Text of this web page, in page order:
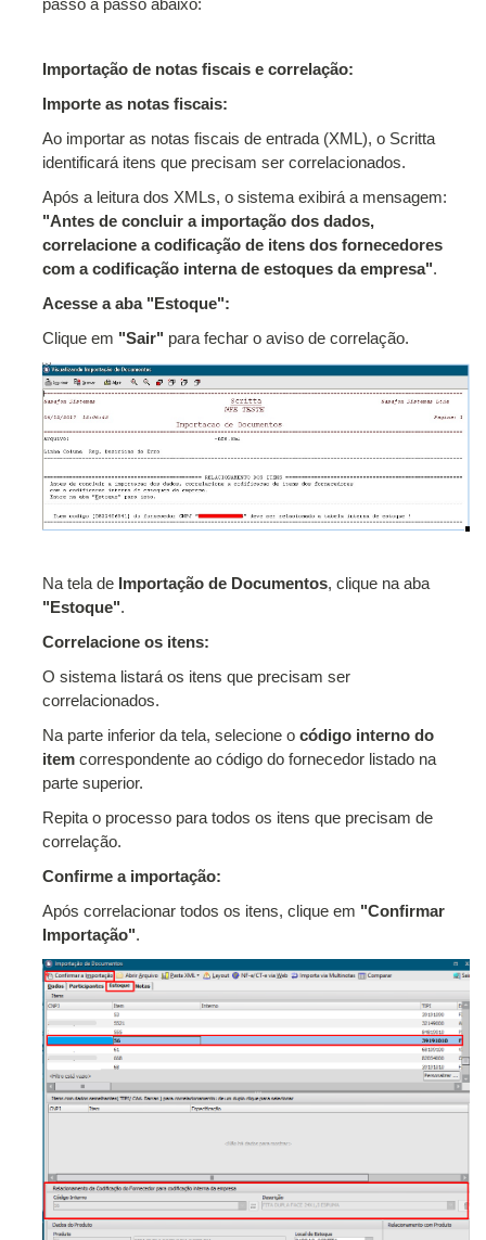
passo a passo abaixo:
Importação de notas fiscais e correlação:
Importe as notas fiscais:
Ao importar as notas fiscais de entrada (XML), o Scritta
identificará itens que precisam ser correlacionados.
Após a leitura dos XMLs, o sistema exibirá a mensagem:
"Antes de concluir a importação dos dados,
correlacione a codificação de itens dos fornecedores
com a codificação interna de estoques da empresa".
Acesse a aba "Estoque":
Clique em "Sair" para fechar o aviso de correlação.
Na tela de Importação de Documentos, clique na aba
"Estoque".
Correlacione os itens:
O sistema listará os itens que precisam ser
correlacionados.
Na parte inferior da tela, selecione o código interno do
item correspondente ao código do fornecedor listado na
parte superior.
Repita o processo para todos os itens que precisam de
correlação.
Confirme a importação:
Após correlacionar todos os itens, clique em "Confirmar
Importação".